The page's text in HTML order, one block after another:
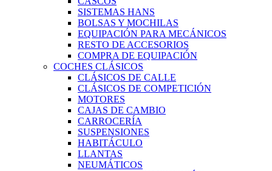
SISTEMAS HANS
BOLSAS Y MOCHILAS
EQUIPACIÓN PARA MECÁNICOS
RESTO DE ACCESORIOS
COMPRA DE EQUIPACIÓN
COCHES CLÁSICOS
CLÁSICOS DE CALLE
CLÁSICOS DE COMPETICIÓN
MOTORES
CAJAS DE CAMBIO
CARROCERÍA
SUSPENSIONES
HABITÁCULO
LLANTAS
NEUMÁTICOS